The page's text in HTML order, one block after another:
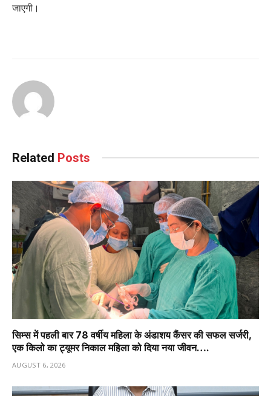
जाएगी।
Reading
Related Posts
सिम्स में पहली बार 78 वर्षीय महिला के अंडाशय कैंसर की सफल सर्जरी,
एक किलो का ट्यूमर निकाल महिला को दिया नया जीवन….
AUGUST 6, 2026